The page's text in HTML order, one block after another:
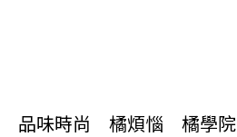
品味時尚 橘煩惱 橘學院